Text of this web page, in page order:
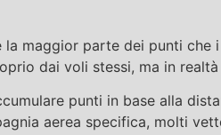
la maggior parte dei punti che
dai voli stessi, ma in realtà
punti in base alla
aerea specifica, molti